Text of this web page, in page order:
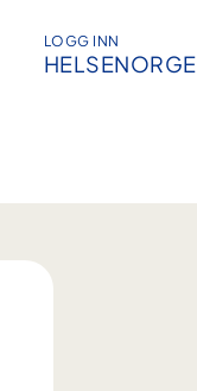
LOGG INN
HELSENORGE